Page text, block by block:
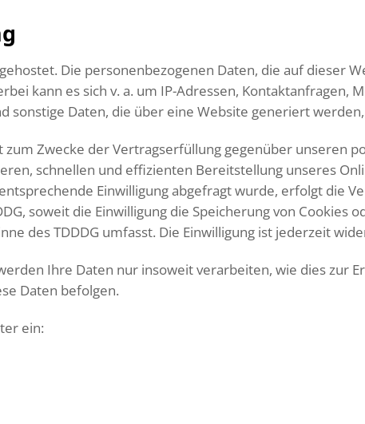
Die personenbezogenen Daten, die auf dieser
kann es sich v. a. um IP-Adressen, Kontaktanfragen,
sonstige Daten, die über eine Website generiert
Zwecke der Vertragserfüllung gegenüber unseren
schnellen und effizienten Bereitstellung unseres
Einwilligung abgefragt wurde, erfolgt die
soweit die Einwilligung die Speicherung von
des TDDDG umfasst. Die Einwilligung ist jederzeit
Ihre Daten nur insoweit verarbeiten, wie dies zur
Daten befolgen.
ein: